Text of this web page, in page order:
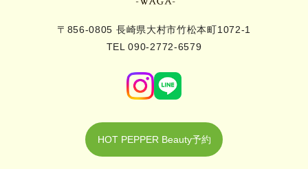
〒856-0805 長崎県大村市竹松本町1072-1
TEL 090-2772-6579
HOT PEPPER Beauty予約